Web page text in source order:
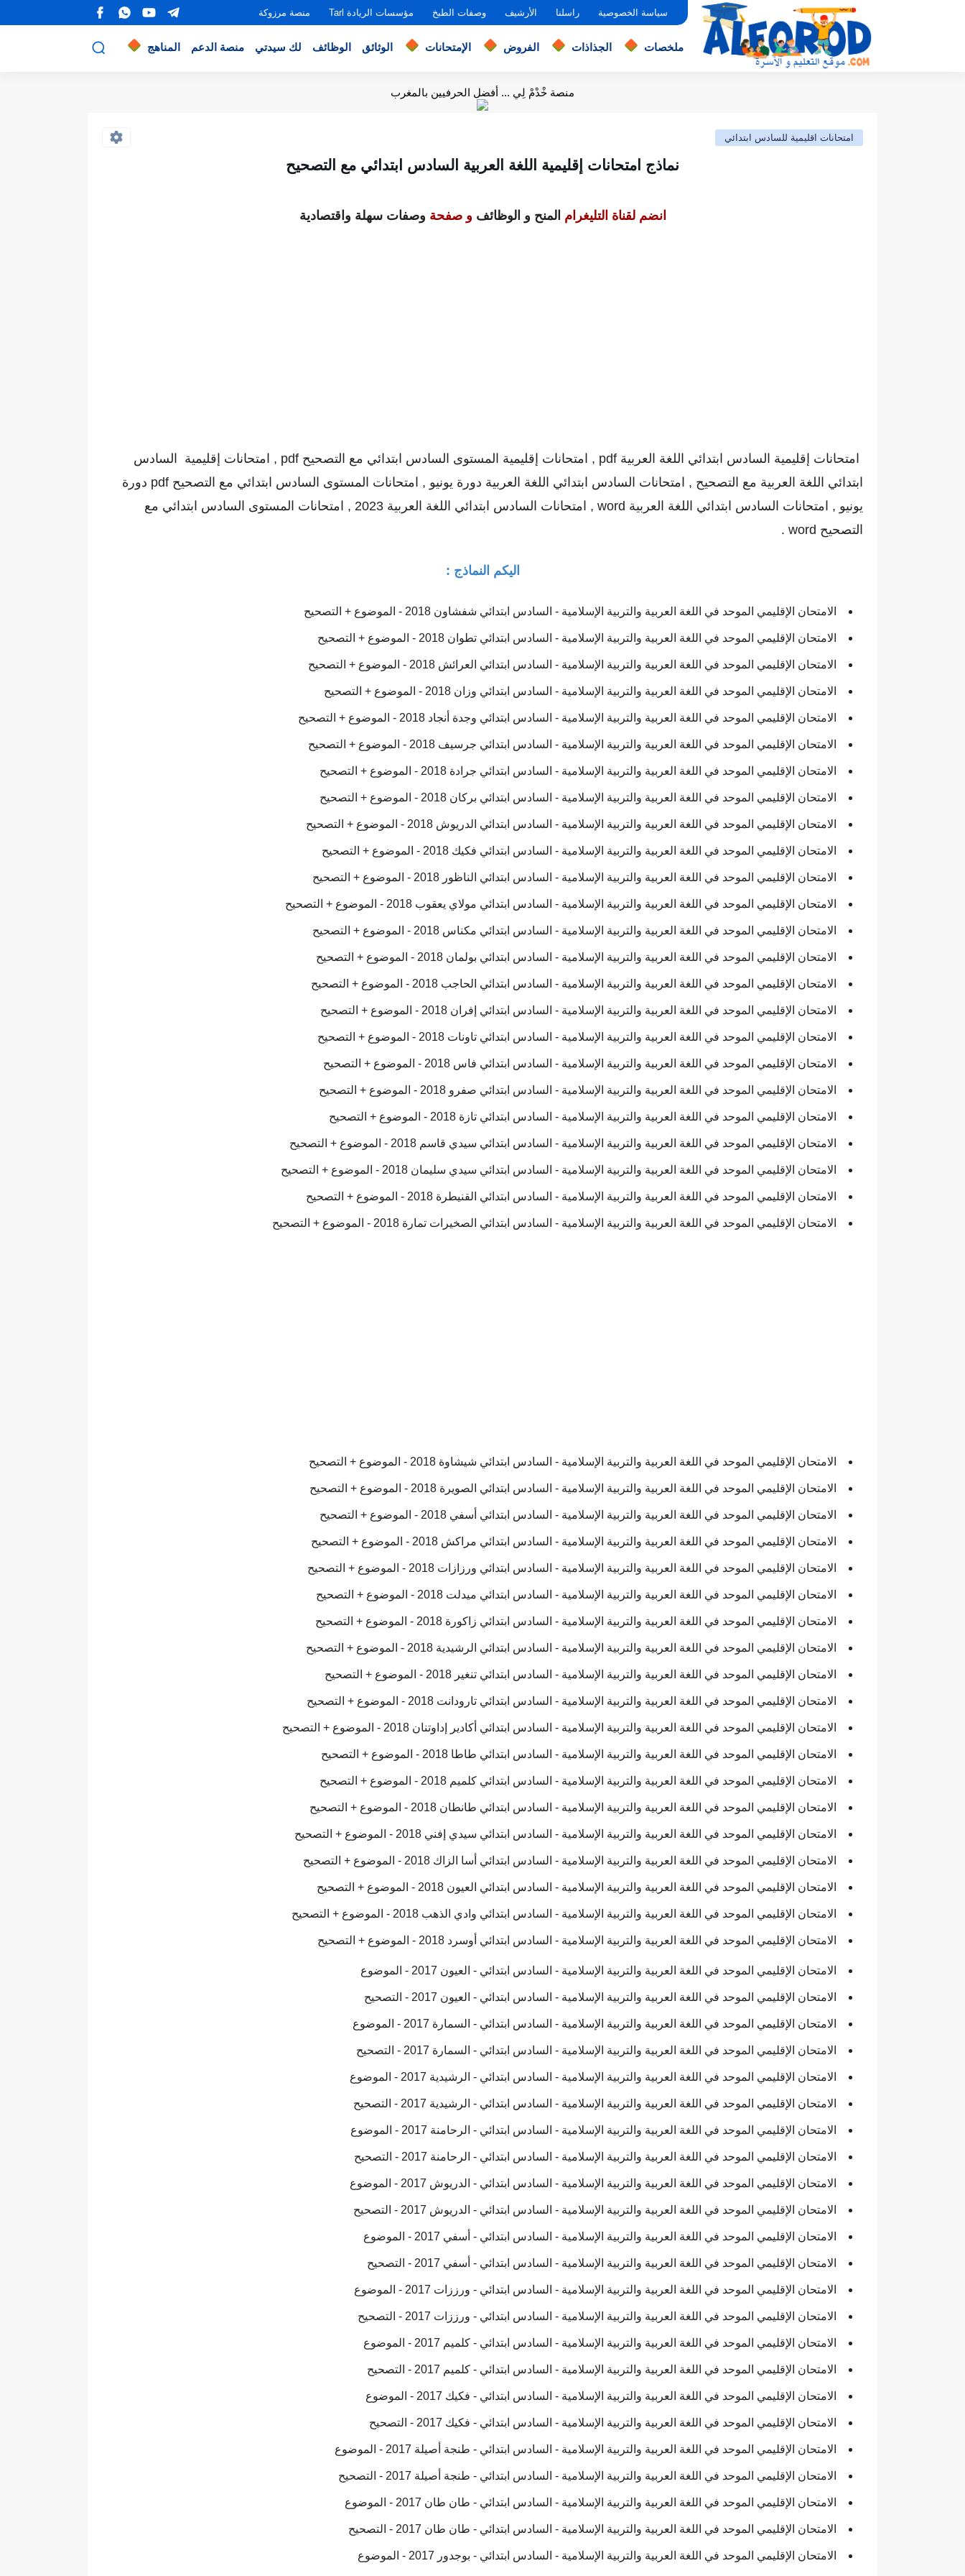
سياسة الخصوصية راسلنا الأرشيف وصفات الطبخ مؤسسات الريادة Tarl منصة مرزوكة
ملخصات الجذاذات الفروض الإمتحانات الوثائق الوظائف لك سيدتي منصة الدعم المناهج
منصة خْدْمْ لِي ... أفضل الحرفيين بالمغرب
امتحانات اقليمية للسادس ابتدائي
نماذج امتحانات إقليمية اللغة العربية السادس ابتدائي مع التصحيح
انضم لقناة التليغرام المنح و الوظائف و صفحة وصفات سهلة واقتصادية
امتحانات إقليمية السادس ابتدائي اللغة العربية pdf , امتحانات إقليمية المستوى السادس ابتدائي مع التصحيح pdf , امتحانات إقليمية السادس
ابتدائي اللغة العربية مع التصحيح , امتحانات السادس ابتدائي اللغة العربية دورة يونيو , امتحانات المستوى السادس ابتدائي مع التصحيح pdf دورة
يونيو , امتحانات السادس ابتدائي اللغة العربية word , امتحانات السادس ابتدائي اللغة العربية 2023 , امتحانات المستوى السادس ابتدائي مع
التصحيح word .
اليكم النماذج :
الامتحان الإقليمي الموحد في اللغة العربية والتربية الإسلامية - السادس ابتدائي شفشاون 2018 - الموضوع + التصحيح
الامتحان الإقليمي الموحد في اللغة العربية والتربية الإسلامية - السادس ابتدائي تطوان 2018 - الموضوع + التصحيح
الامتحان الإقليمي الموحد في اللغة العربية والتربية الإسلامية - السادس ابتدائي العرائش 2018 - الموضوع + التصحيح
الامتحان الإقليمي الموحد في اللغة العربية والتربية الإسلامية - السادس ابتدائي وزان 2018 - الموضوع + التصحيح
الامتحان الإقليمي الموحد في اللغة العربية والتربية الإسلامية - السادس ابتدائي وجدة أنجاد 2018 - الموضوع + التصحيح
الامتحان الإقليمي الموحد في اللغة العربية والتربية الإسلامية - السادس ابتدائي جرسيف 2018 - الموضوع + التصحيح
الامتحان الإقليمي الموحد في اللغة العربية والتربية الإسلامية - السادس ابتدائي جرادة 2018 - الموضوع + التصحيح
الامتحان الإقليمي الموحد في اللغة العربية والتربية الإسلامية - السادس ابتدائي بركان 2018 - الموضوع + التصحيح
الامتحان الإقليمي الموحد في اللغة العربية والتربية الإسلامية - السادس ابتدائي الدريوش 2018 - الموضوع + التصحيح
الامتحان الإقليمي الموحد في اللغة العربية والتربية الإسلامية - السادس ابتدائي فكيك 2018 - الموضوع + التصحيح
الامتحان الإقليمي الموحد في اللغة العربية والتربية الإسلامية - السادس ابتدائي الناظور 2018 - الموضوع + التصحيح
الامتحان الإقليمي الموحد في اللغة العربية والتربية الإسلامية - السادس ابتدائي مولاي يعقوب 2018 - الموضوع + التصحيح
الامتحان الإقليمي الموحد في اللغة العربية والتربية الإسلامية - السادس ابتدائي مكناس 2018 - الموضوع + التصحيح
الامتحان الإقليمي الموحد في اللغة العربية والتربية الإسلامية - السادس ابتدائي بولمان 2018 - الموضوع + التصحيح
الامتحان الإقليمي الموحد في اللغة العربية والتربية الإسلامية - السادس ابتدائي الحاجب 2018 - الموضوع + التصحيح
الامتحان الإقليمي الموحد في اللغة العربية والتربية الإسلامية - السادس ابتدائي إفران 2018 - الموضوع + التصحيح
الامتحان الإقليمي الموحد في اللغة العربية والتربية الإسلامية - السادس ابتدائي تاونات 2018 - الموضوع + التصحيح
الامتحان الإقليمي الموحد في اللغة العربية والتربية الإسلامية - السادس ابتدائي فاس 2018 - الموضوع + التصحيح
الامتحان الإقليمي الموحد في اللغة العربية والتربية الإسلامية - السادس ابتدائي صفرو 2018 - الموضوع + التصحيح
الامتحان الإقليمي الموحد في اللغة العربية والتربية الإسلامية - السادس ابتدائي تازة 2018 - الموضوع + التصحيح
الامتحان الإقليمي الموحد في اللغة العربية والتربية الإسلامية - السادس ابتدائي سيدي قاسم 2018 - الموضوع + التصحيح
الامتحان الإقليمي الموحد في اللغة العربية والتربية الإسلامية - السادس ابتدائي سيدي سليمان 2018 - الموضوع + التصحيح
الامتحان الإقليمي الموحد في اللغة العربية والتربية الإسلامية - السادس ابتدائي القنيطرة 2018 - الموضوع + التصحيح
الامتحان الإقليمي الموحد في اللغة العربية والتربية الإسلامية - السادس ابتدائي الصخيرات تمارة 2018 - الموضوع + التصحيح
الامتحان الإقليمي الموحد في اللغة العربية والتربية الإسلامية - السادس ابتدائي شيشاوة 2018 - الموضوع + التصحيح
الامتحان الإقليمي الموحد في اللغة العربية والتربية الإسلامية - السادس ابتدائي الصويرة 2018 - الموضوع + التصحيح
الامتحان الإقليمي الموحد في اللغة العربية والتربية الإسلامية - السادس ابتدائي أسفي 2018 - الموضوع + التصحيح
الامتحان الإقليمي الموحد في اللغة العربية والتربية الإسلامية - السادس ابتدائي مراكش 2018 - الموضوع + التصحيح
الامتحان الإقليمي الموحد في اللغة العربية والتربية الإسلامية - السادس ابتدائي ورزازات 2018 - الموضوع + التصحيح
الامتحان الإقليمي الموحد في اللغة العربية والتربية الإسلامية - السادس ابتدائي ميدلت 2018 - الموضوع + التصحيح
الامتحان الإقليمي الموحد في اللغة العربية والتربية الإسلامية - السادس ابتدائي زاكورة 2018 - الموضوع + التصحيح
الامتحان الإقليمي الموحد في اللغة العربية والتربية الإسلامية - السادس ابتدائي الرشيدية 2018 - الموضوع + التصحيح
الامتحان الإقليمي الموحد في اللغة العربية والتربية الإسلامية - السادس ابتدائي تنغير 2018 - الموضوع + التصحيح
الامتحان الإقليمي الموحد في اللغة العربية والتربية الإسلامية - السادس ابتدائي تارودانت 2018 - الموضوع + التصحيح
الامتحان الإقليمي الموحد في اللغة العربية والتربية الإسلامية - السادس ابتدائي أكادير إداوتنان 2018 - الموضوع + التصحيح
الامتحان الإقليمي الموحد في اللغة العربية والتربية الإسلامية - السادس ابتدائي طاطا 2018 - الموضوع + التصحيح
الامتحان الإقليمي الموحد في اللغة العربية والتربية الإسلامية - السادس ابتدائي كلميم 2018 - الموضوع + التصحيح
الامتحان الإقليمي الموحد في اللغة العربية والتربية الإسلامية - السادس ابتدائي طانطان 2018 - الموضوع + التصحيح
الامتحان الإقليمي الموحد في اللغة العربية والتربية الإسلامية - السادس ابتدائي سيدي إفني 2018 - الموضوع + التصحيح
الامتحان الإقليمي الموحد في اللغة العربية والتربية الإسلامية - السادس ابتدائي أسا الزاك 2018 - الموضوع + التصحيح
الامتحان الإقليمي الموحد في اللغة العربية والتربية الإسلامية - السادس ابتدائي العيون 2018 - الموضوع + التصحيح
الامتحان الإقليمي الموحد في اللغة العربية والتربية الإسلامية - السادس ابتدائي وادي الذهب 2018 - الموضوع + التصحيح
الامتحان الإقليمي الموحد في اللغة العربية والتربية الإسلامية - السادس ابتدائي أوسرد 2018 - الموضوع + التصحيح
الامتحان الإقليمي الموحد في اللغة العربية والتربية الإسلامية - السادس ابتدائي - العيون 2017 - الموضوع
الامتحان الإقليمي الموحد في اللغة العربية والتربية الإسلامية - السادس ابتدائي - العيون 2017 - التصحيح
الامتحان الإقليمي الموحد في اللغة العربية والتربية الإسلامية - السادس ابتدائي - السمارة 2017 - الموضوع
الامتحان الإقليمي الموحد في اللغة العربية والتربية الإسلامية - السادس ابتدائي - السمارة 2017 - التصحيح
الامتحان الإقليمي الموحد في اللغة العربية والتربية الإسلامية - السادس ابتدائي - الرشيدية 2017 - الموضوع
الامتحان الإقليمي الموحد في اللغة العربية والتربية الإسلامية - السادس ابتدائي - الرشيدية 2017 - التصحيح
الامتحان الإقليمي الموحد في اللغة العربية والتربية الإسلامية - السادس ابتدائي - الرحامنة 2017 - الموضوع
الامتحان الإقليمي الموحد في اللغة العربية والتربية الإسلامية - السادس ابتدائي - الرحامنة 2017 - التصحيح
الامتحان الإقليمي الموحد في اللغة العربية والتربية الإسلامية - السادس ابتدائي - الدريوش 2017 - الموضوع
الامتحان الإقليمي الموحد في اللغة العربية والتربية الإسلامية - السادس ابتدائي - الدريوش 2017 - التصحيح
الامتحان الإقليمي الموحد في اللغة العربية والتربية الإسلامية - السادس ابتدائي - أسفي 2017 - الموضوع
الامتحان الإقليمي الموحد في اللغة العربية والتربية الإسلامية - السادس ابتدائي - أسفي 2017 - التصحيح
الامتحان الإقليمي الموحد في اللغة العربية والتربية الإسلامية - السادس ابتدائي - ورززات 2017 - الموضوع
الامتحان الإقليمي الموحد في اللغة العربية والتربية الإسلامية - السادس ابتدائي - ورززات 2017 - التصحيح
الامتحان الإقليمي الموحد في اللغة العربية والتربية الإسلامية - السادس ابتدائي - كلميم 2017 - الموضوع
الامتحان الإقليمي الموحد في اللغة العربية والتربية الإسلامية - السادس ابتدائي - كلميم 2017 - التصحيح
الامتحان الإقليمي الموحد في اللغة العربية والتربية الإسلامية - السادس ابتدائي - فكيك 2017 - الموضوع
الامتحان الإقليمي الموحد في اللغة العربية والتربية الإسلامية - السادس ابتدائي - فكيك 2017 - التصحيح
الامتحان الإقليمي الموحد في اللغة العربية والتربية الإسلامية - السادس ابتدائي - طنجة أصيلة 2017 - الموضوع
الامتحان الإقليمي الموحد في اللغة العربية والتربية الإسلامية - السادس ابتدائي - طنجة أصيلة 2017 - التصحيح
الامتحان الإقليمي الموحد في اللغة العربية والتربية الإسلامية - السادس ابتدائي - طان طان 2017 - الموضوع
الامتحان الإقليمي الموحد في اللغة العربية والتربية الإسلامية - السادس ابتدائي - طان طان 2017 - التصحيح
الامتحان الإقليمي الموحد في اللغة العربية والتربية الإسلامية - السادس ابتدائي - بوجدور 2017 - الموضوع